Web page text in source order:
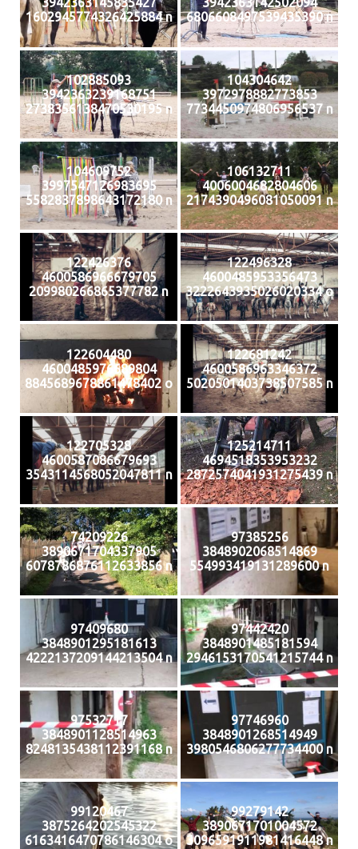
1602945774326425884 n
6806608497539435390 n
102885093
3942363239168751
2738356138470530195 n
104304642
3972978882773853
7734450974806956537 n
104609752
3997547126983695
5582837898643172180 n
106132711
4006004682804606
2174390496081050091 n
122426376
4600586966679705
209980266865377782 n
122496328
4600485953356473
3222643935026020334 o
122604480
4600485976689804
8845689678861478402 o
122681242
4600586963346372
5020501403738507585 n
122705328
4600587086679693
3543114568052047811 n
125214711
4694518353953232
2872574041931275439 n
74209226
3890671704337905
6078786876112633856 n
97385256
3848902068514869
554993419131289600 n
97409680
3848901295181613
4222137209144213504 n
97442420
3848901485181594
2946153170541215744 n
97532717
3848901128514963
8248135438112391168 n
97746960
3848901268514949
3980546806277734400 n
99120467
3875264202545322
6163416470786146304 o
99279142
3890671701004572
3096591911981416448 n